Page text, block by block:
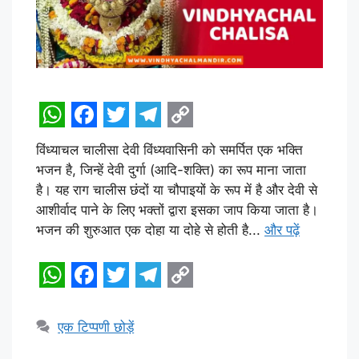
W
h
a
t
s
A
p
p
F
a
c
e
b
o
o
k
T
w
i
t
t
e
r
T
e
l
e
g
r
a
C
o
p
y
L
i
n
विंध्याचल चालीसा देवी विंध्यवासिनी को समर्पित एक भक्ति
भजन है, जिन्हें देवी दुर्गा (आदि-शक्ति) का रूप माना जाता
है। यह राग चालीस छंदों या चौपाइयों के रूप में है और देवी से
आशीर्वाद पाने के लिए भक्तों द्वारा इसका जाप किया जाता है।
भजन की शुरुआत एक दोहा या दोहे से होती है... और पढ़ें
h
a w
एक टिप्पणी छोड़ें